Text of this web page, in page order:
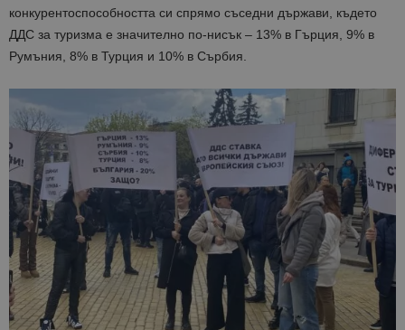
конкурентоспособността си спрямо съседни държави, където
ДДС за туризма е значително по-нисък – 13% в Гърция, 9% в
Румъния, 8% в Турция и 10% в Сърбия.